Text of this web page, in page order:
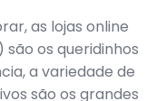
as lojas online
os queridinhos
a variedade de
são os grandes